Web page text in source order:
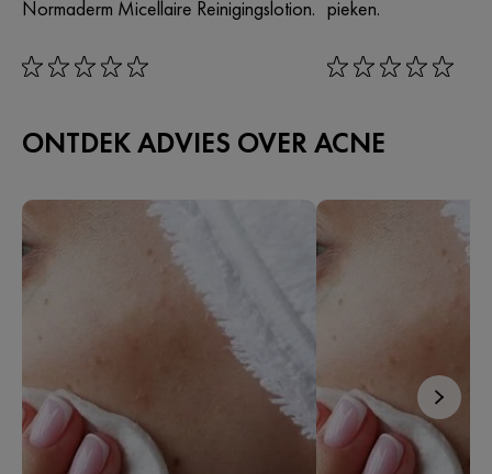
Normaderm Micellaire Reinigingslotion.
rating: 0 out of 5
pieken.
rating: 0 out of 5
ONTDEK ADVIES OVER ACNE